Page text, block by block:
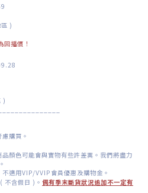
)
播價！
)
購買。
顏色可能會與實物有些許差異。我們將盡力
適用VIP/VVIP會員優惠及購物金。
不含假日 )。 偶有季末斷貨狀況追加不一定有